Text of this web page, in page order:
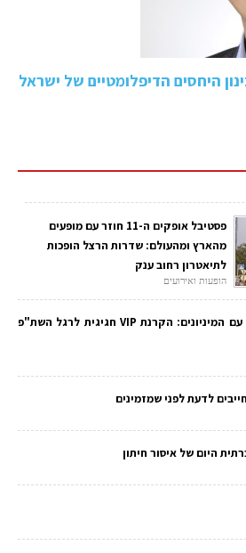
שנה לכינון היחסים הדיפלומטיים של ישראל
פסטיבל אופקים ה-11 חוזר עם מופעים
מהארץ ומהעולם: שדרות הרצל הופכות
לתיאטרון רחוב ענק
הופעות ואירועים
קים בן שמעון ובן קיסר חגגו עם המיניונים: הקרנת VIP חגיגית לרגל השת"פ
לדעת לפני שמזמינים
היום של איסור חיתון